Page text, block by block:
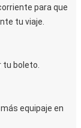
para que
tu viaje.
boleto.
equipaje en